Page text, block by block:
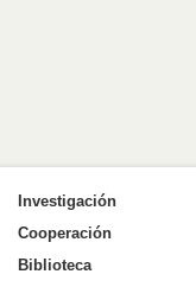
Investigación
Cooperación
Biblioteca